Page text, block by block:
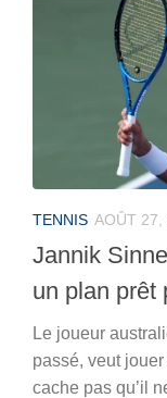
TENNIS AOÛT 27,
Jannik
un plan prêt
Le joueur
passé, veut
cache pas qu’il